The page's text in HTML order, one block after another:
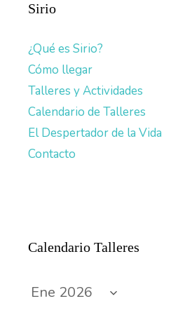
Sirio
¿Qué es Sirio?
Cómo llegar
Talleres y Actividades
Calendario de Talleres
El Despertador de la Vida
Contacto
Calendario Talleres